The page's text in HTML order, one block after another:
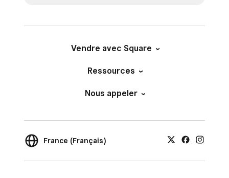
Vendre avec Square
Ressources
Nous appeler
France (Français)